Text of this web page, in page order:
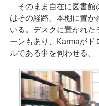
そのまま自在に図書館
はその経路。本棚に置か
いる。デスクに置かれた
ーンもあり、Karmaがド
ルである事を伺わせる。